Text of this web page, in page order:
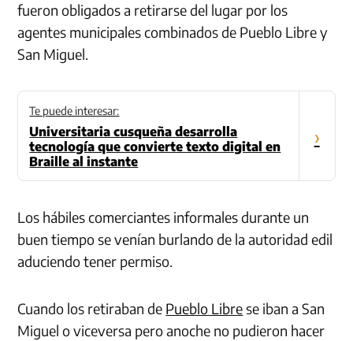
fueron obligados a retirarse del lugar por los
agentes municipales combinados de Pueblo Libre y
San Miguel.
Te puede interesar:
Universitaria cusqueña desarrolla
tecnología que convierte texto digital en
Braille al instante
›
Los hábiles comerciantes informales durante un
buen tiempo se venían burlando de la autoridad edil
aduciendo tener permiso.
Cuando los retiraban de Pueblo Librese iban a San
Miguel o viceversa pero anoche no pudieron hacer